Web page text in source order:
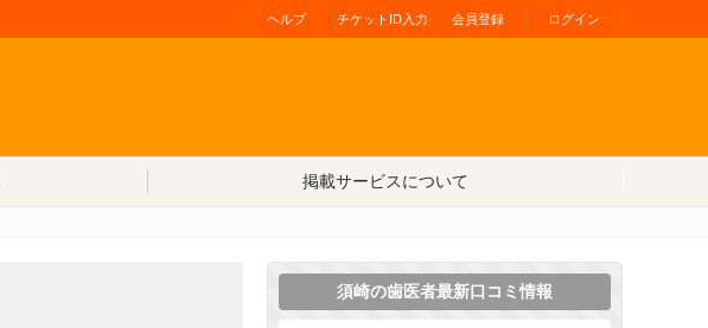
ヘルプ チケットID入力 会員登録 ログイン
掲載サービスについて
須崎の歯医者最新口コミ情報